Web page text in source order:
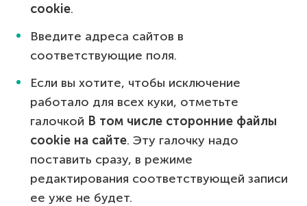
cookie.
Введите адреса сайтов в
соответствующие поля.
Если вы хотите, чтобы исключение
работало для всех куки, отметьте
галочкой В том числе сторонние файлы
cookie на сайте. Эту галочку надо
поставить сразу, в режиме
редактирования соответствующей записи
ее уже не будет.